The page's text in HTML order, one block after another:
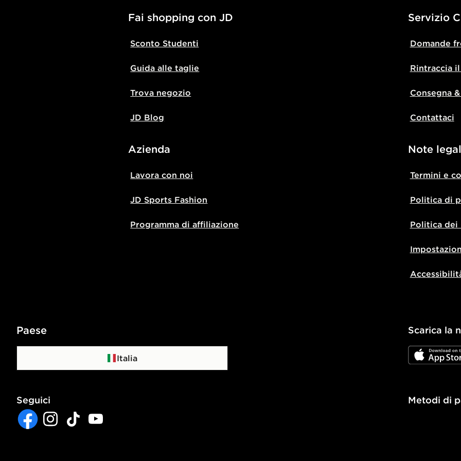
Fai shopping con JD
Sconto Studenti
Guida alle taglie
Trova negozio
JD Blog
Servizio
Domande
Rintraccia
Consegna
Contattaci
Azienda
Lavora con noi
JD Sports Fashion
Programma di affiliazione
Note
Termini e
Politica di
Politica dei
Paese
Italia
Scarica la
JD App
Seguici Metodi di